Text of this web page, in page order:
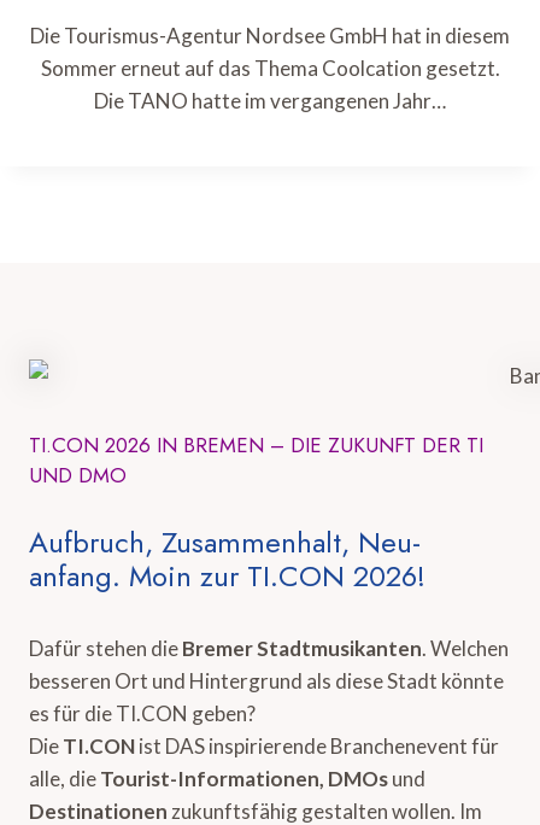
Die Tourismus-Agentur Nordsee GmbH hat in diesem
Sommer erneut auf das Thema Coolcation gesetzt.
Die TANO hatte im vergangenen Jahr…
TI.CON 2026 IN BREMEN – DIE ZUKUNFT DER TI
UND DMO
Aufbruch, Zusammenhalt, Neu-
anfang. Moin zur TI.CON 2026!
Dafür stehen dieBremer Stadtmusikanten. Welchen
besseren Ort und Hintergrund als diese Stadt könnte
es für die TI.CON geben?
DieTI.CONist DAS inspirierende Branchenevent für
alle, dieTourist-Informationen, DMOsund
Destinationen zukunftsfähig gestalten wollen. Im